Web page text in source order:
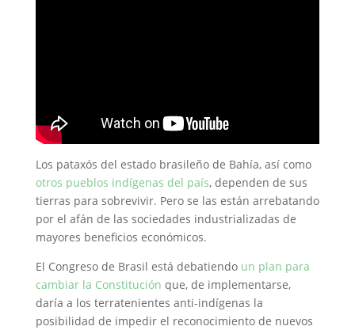
Los pataxós del estado brasileño de Bahía, así como
otros pueblos indígenas del país, dependen de sus
tierras para sobrevivir. Pero se las están arrebatando
por el afán de las sociedades industrializadas de
mayores beneficios económicos.
El Congreso de Brasil está debatiendo un plan para
cambiar la Constitución que, de implementarse,
daría a los terratenientes anti-indígenas la
posibilidad de impedir el reconocimiento de nuevos